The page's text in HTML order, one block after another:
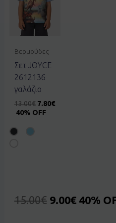
Βερμούδες
Σετ JOYCE
2612136
γαλάζιο
13.00€ 7.80€
40% OFF
15.00€ 9.00€ 40%